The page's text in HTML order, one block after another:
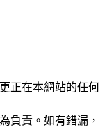
正在本網站的任何
負責。如有錯漏，